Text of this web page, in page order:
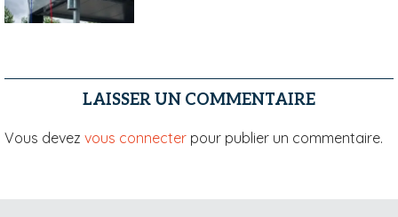
LAISSER UN COMMENTAIRE
Vous devez vous connecter pour publier un commentaire.